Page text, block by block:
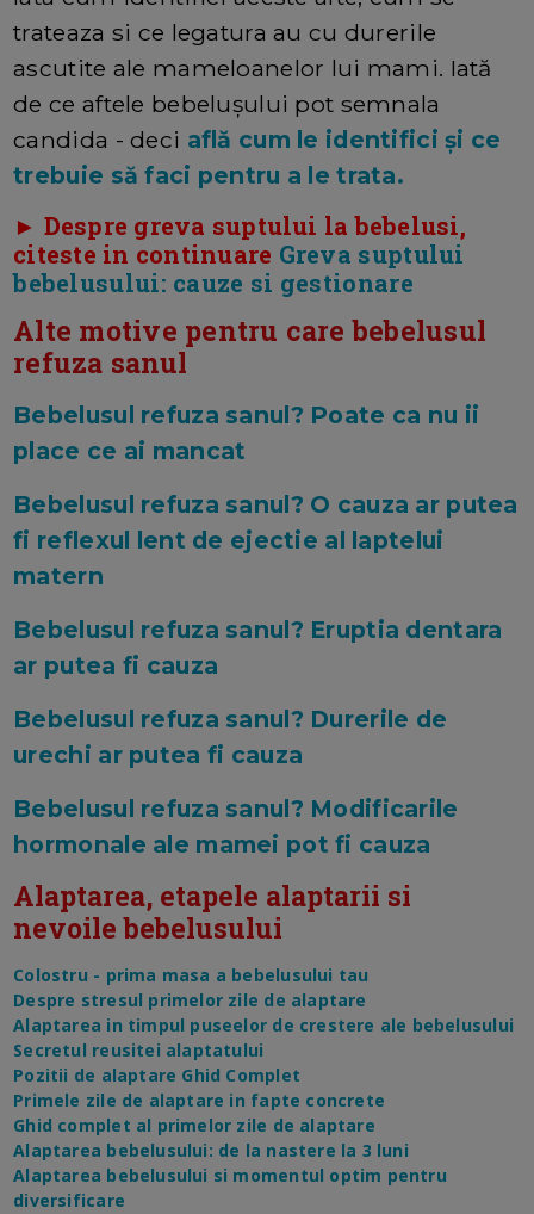
trateaza si ce legatura au cu durerile
ascutite ale mameloanelor lui mami. Iată
de ce aftele bebelușului pot semnala
candida - deci află cum le identifici și ce
trebuie să faci pentru a le trata.
► Despre greva suptului la bebelusi,
citeste in continuare Greva suptului
bebelusului: cauze si gestionare
Alte motive pentru care bebelusul
refuza sanul
Bebelusul refuza sanul? Poate ca nu ii
place ce ai mancat
Bebelusul refuza sanul? O cauza ar putea
fi reflexul lent de ejectie al laptelui
matern
Bebelusul refuza sanul? Eruptia dentara
ar putea fi cauza
Bebelusul refuza sanul? Durerile de
urechi ar putea fi cauza
Bebelusul refuza sanul? Modificarile
hormonale ale mamei pot fi cauza
Alaptarea, etapele alaptarii si
nevoile bebelusului
Colostru - prima masa a bebelusului tau
Despre stresul primelor zile de alaptare
Alaptarea in timpul puseelor de crestere ale bebelusului
Secretul reusitei alaptatului
Pozitii de alaptare Ghid Complet
Primele zile de alaptare in fapte concrete
Ghid complet al primelor zile de alaptare
Alaptarea bebelusului: de la nastere la 3 luni
Alaptarea bebelusului si momentul optim pentru
diversificare